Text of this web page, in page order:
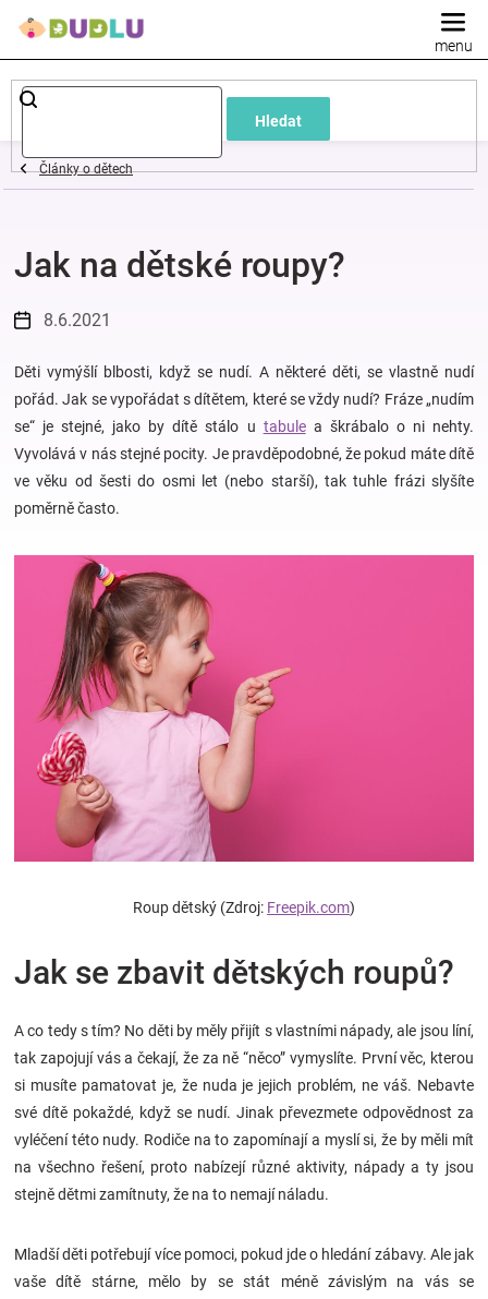
Hledat
Dětské
a
oblečení
Pokojíček
a
kojenecká
výbava
zábava
pro
děti
Těhotenské
Blog
Hračkářství
Přihlášení
Články o dětech
Jak na dětské roupy?
8.6.2021
Děti vymýšlí blbosti, když se nudí. A některé děti, se vlastně nudí
pořád. Jak se vypořádat s dítětem, které se vždy nudí? Fráze „nudím
se“ je stejné, jako by dítě stálo u tabulea škrábalo o ni nehty.
Vyvolává v nás stejné pocity. Je pravděpodobné, že pokud máte dítě
ve věku od šesti do osmi let (nebo starší), tak tuhle frázi slyšíte
poměrně často.
Roup dětský (Zdroj: Freepik.com)
Jak se zbavit dětských roupů?
A co tedy s tím? No děti by měly přijít s vlastními nápady, ale jsou líní,
tak zapojují vás a čekají, že za ně “něco” vymyslíte. První věc, kterou
si musíte pamatovat je, že nuda je jejich problém, ne váš. Nebavte
své dítě pokaždé, když se nudí. Jinak převezmete odpovědnost za
vyléčení této nudy. Rodiče na to zapomínají a myslí si, že by měli mít
na všechno řešení, proto nabízejí různé aktivity, nápady a ty jsou
stejně dětmi zamítnuty, že na to nemají náladu.
Mladší děti potřebují více pomoci, pokud jde o hledání zábavy. Ale jak
vaše dítě stárne, mělo by se stát méně závislým na vás se